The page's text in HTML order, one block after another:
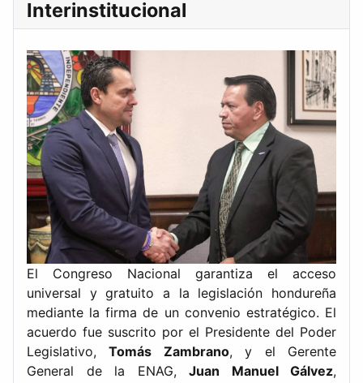
Interinstitucional
El Congreso Nacional garantiza el acceso
universal y gratuito a la legislación hondureña
mediante la firma de un convenio estratégico. El
acuerdo fue suscrito por el Presidente del Poder
Legislativo,Tomás Zambrano, y el Gerente
General de la ENAG, Juan Manuel Gálvez,